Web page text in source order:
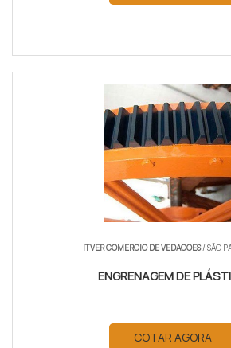
ITVER COMERCIO DE VEDACOES/ SÃO
ENGRENAGEM DE
COTAR AGORA